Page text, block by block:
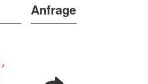
Anfrage